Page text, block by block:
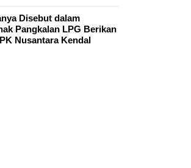
Disebut dalam
Pangkalan LPG Berikan
Nusantara Kendal